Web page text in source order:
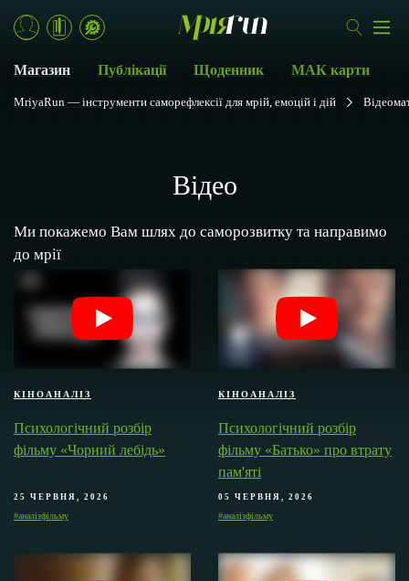
Відео
Ми покажемо Вам шлях до саморозвитку та направимо
до мрії
КІНОАНАЛІЗ
Психологічний розбір
фільму «Чорний лебідь»
25 ЧЕРВНЯ, 2026
#аналізфільму
КІНОАНАЛІЗ
Психологічний розбір
фільму «Батько» про втрату
пам'яті
05 ЧЕРВНЯ, 2026
#аналізфільму
Магазин Публікації Щоденник МАК карти
MriyaRun — інструменти саморефлексії для мрій, емоцій і дій